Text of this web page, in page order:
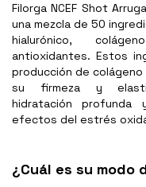
Filorga NCEF Shot
una mezcla de 50
hialurónico,
antioxidantes. Estos
producción de
su firmeza y
hidratación
efectos del estrés
¿Cuál es su modo